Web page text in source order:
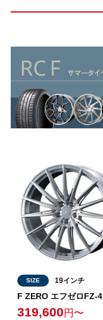
SIZE 19インチ
F ZERO エフゼロFZ-4
319,600 円〜